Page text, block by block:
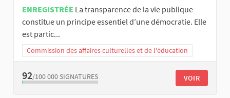
ENREGISTRÉE La transparence de la vie publique
constitue un principe essentiel d’une démocratie. Elle
est partic...
Commission des affaires culturelles et de l'éducation
92/100 000 SIGNATURES VOIR